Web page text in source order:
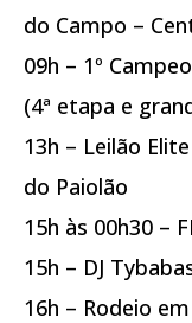
do Campo –
09h – 1º
(4ª etapa e
13h – Leilão
do Paiolão
15h às 00h30 –
15h – DJ
16h – Rodeio